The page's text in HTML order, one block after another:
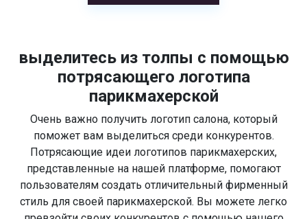
выделитесь из толпы с помощью
потрясающего логотипа
парикмахерской
Очень важно получить логотип салона, который
поможет вам выделиться среди конкурентов.
Потрясающие идеи логотипов парикмахерских,
представленные на нашей платформе, помогают
пользователям создать отличительный фирменный
стиль для своей парикмахерской. Вы можете легко